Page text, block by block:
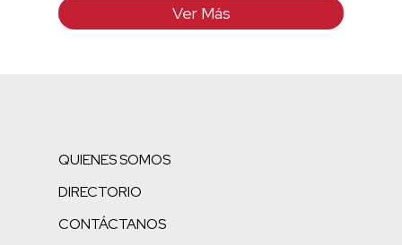
Ver Más
QUIENES SOMOS
DIRECTORIO
CONTÁCTANOS